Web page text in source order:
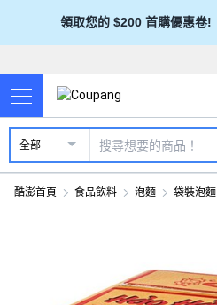
領取您的 $200 首購優惠卷!
全部
酷澎首頁 食品飲料 泡麵 袋裝泡麵